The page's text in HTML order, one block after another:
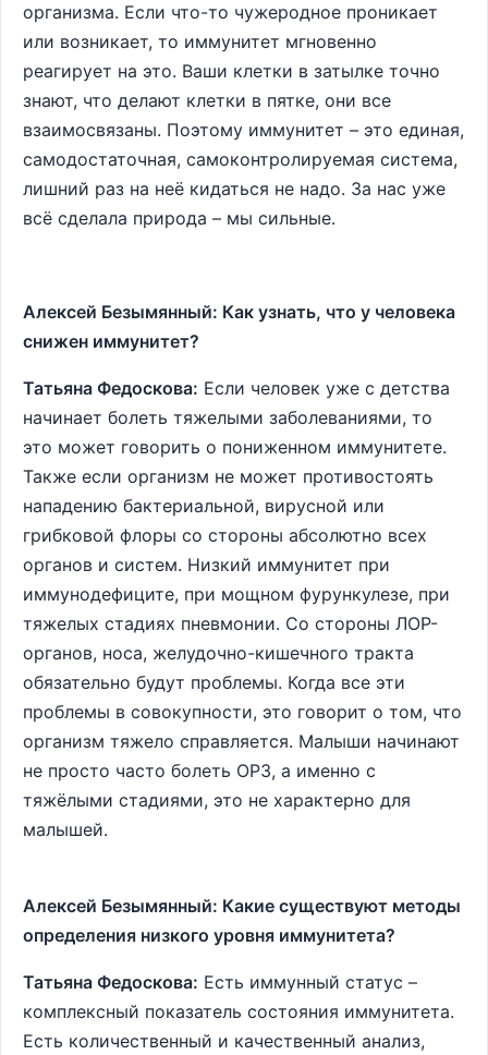
организма. Если что-то чужеродное проникает
или возникает, то иммунитет мгновенно
реагирует на это. Ваши клетки в затылке точно
знают, что делают клетки в пятке, они все
взаимосвязаны. Поэтому иммунитет – это единая,
самодостаточная, самоконтролируемая система,
лишний раз на неё кидаться не надо. За нас уже
всё сделала природа – мы сильные.
Алексей Безымянный: Как узнать, что у человека
снижен иммунитет?
Татьяна Федоскова: Если человек уже с детства
начинает болеть тяжелыми заболеваниями, то
это может говорить о пониженном иммунитете.
Также если организм не может противостоять
нападению бактериальной, вирусной или
грибковой флоры со стороны абсолютно всех
органов и систем. Низкий иммунитет при
иммунодефиците, при мощном фурункулезе, при
тяжелых стадиях пневмонии. Со стороны ЛОР-
органов, носа, желудочно-кишечного тракта
обязательно будут проблемы. Когда все эти
проблемы в совокупности, это говорит о том, что
организм тяжело справляется. Малыши начинают
не просто часто болеть ОРЗ, а именно с
тяжёлыми стадиями, это не характерно для
малышей.
Алексей Безымянный: Какие существуют методы
определения низкого уровня иммунитета?
Татьяна Федоскова: Есть иммунный статус –
комплексный показатель состояния иммунитета.
Есть количественный и качественный анализ,